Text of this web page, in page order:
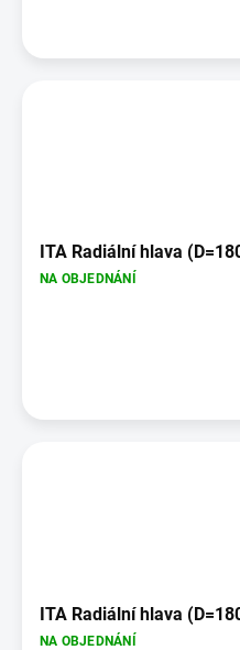
ITA Radiální hlava
NA OBJEDNÁNÍ
ITA Radiální hlava
NA OBJEDNÁNÍ